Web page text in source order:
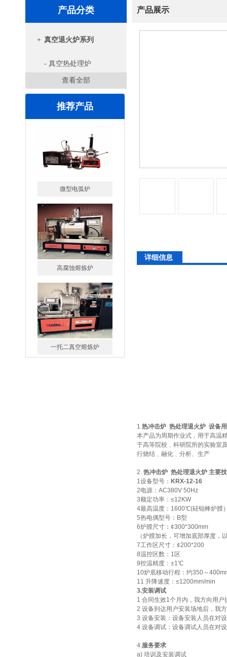
产品分类
+ 真空退火炉系列
- 真空热处理炉
查看全部
推荐产品
高腐蚀熔炼炉
一托二真空熔炼炉
产品展示
详细信息
1.热冲击炉 热处理退火炉 设备
本产品为周期作业式，用于高温
于高等院校﹑科研院所的实验室
行烧结﹑融化﹑分析、生产
2. 热冲击炉 热处理退火炉 主要
1设备型号： KRX-12-16
2电源：AC380V 50Hz
3额定功率：≤12KW
4最高温度：1600℃(硅钼棒炉膛
5热电偶型号：B型
6炉膛尺寸：¢300*300mm
（炉膛加长，可增加底部厚度，
7工作区尺寸：¢200*200
8温控区数：1区
9控温精度：±1℃
10炉底移动行程：约350～
11 升降速度：≤1200mm/min
3.安装调试
1 合同生效1个月内，我方向用
2 设备到达用户安装场地后，我
3 设备安装：设备安装人员在对
4 设备调试：设备调试人员在对
4.服务要求
a) 培训及安装调试